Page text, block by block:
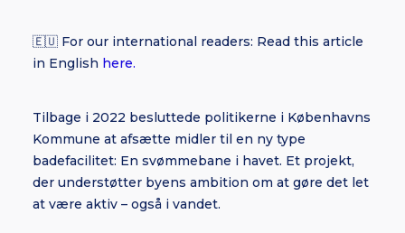
🇪🇺 For our international readers: Read this article
in English here.
Tilbage i 2022 besluttede politikerne i Københavns
Kommune at afsætte midler til en ny type
badefacilitet: En svømmebane i havet. Et projekt,
der understøtter byens ambition om at gøre det let
at være aktiv – også i vandet.